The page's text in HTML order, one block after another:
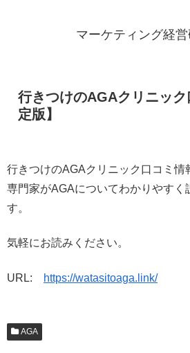
マーケティング経
行きつけのAGAクリニッ
定版】
行きつけのAGAクリニック口コミ情
専門家がAGAについてわかりやすく
す。
気軽にお読みください。
URL: https://watasitoaga.link/
AGA